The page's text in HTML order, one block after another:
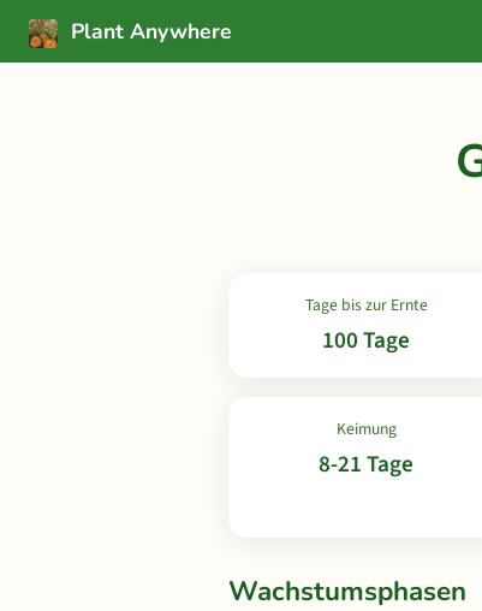
Plant Anywhere
Tage bis zur Ernte
100 Tage
Keimung
8-21 Tage
Wachstumsphasen